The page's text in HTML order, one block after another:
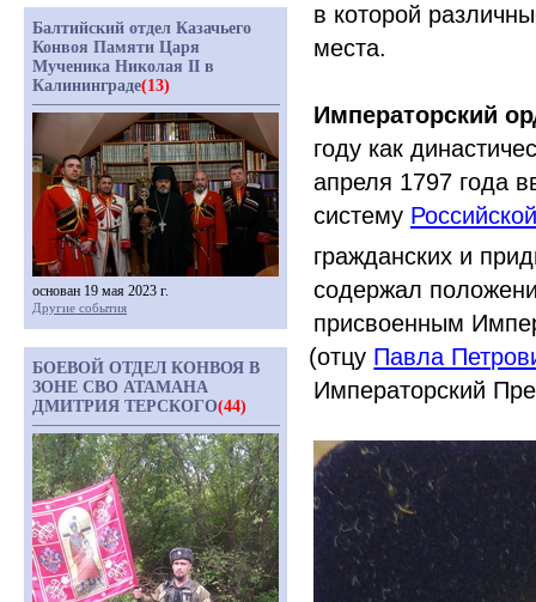
в которой
места.
Императорский
году как
апреля 1797 года
систему
гражданских и
содержал
присвоенным
(отцу Павла
Императорский
Балтийский отдел Казачьего
Конвоя Памяти Царя
Мученика Николая II в
Калининграде(13)
основан 19 мая 2023 г.
Другие события
БОЕВОЙ ОТДЕЛ КОНВОЯ В
ЗОНЕ СВО АТАМАНА
ДМИТРИЯ ТЕРСКОГО(44)